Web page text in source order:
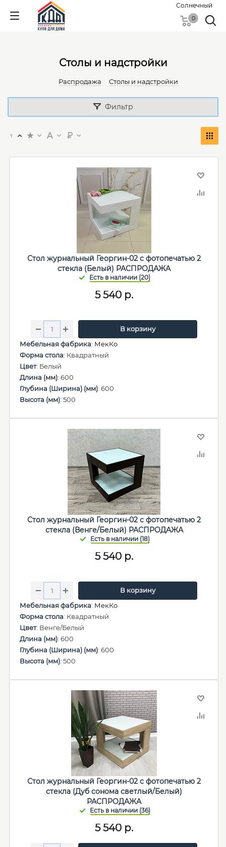
Солнечный
0
Столы и надстройки
Распродажа Столы и надстройки
Фильтр
Стол журнальный Георгин-02 с фотопечатью 2
стекла (Белый) РАСПРОДАЖА
5 540 р.
В корзину
Мебельная фабрика: МекКо
Форма стола: Квадратный
Цвет: Белый
Длина (мм): 600
Глубина (Ширина) (мм): 600
Высота (мм): 500
Стол журнальный Георгин-02 с фотопечатью 2
стекла (Венге/Белый) РАСПРОДАЖА
5 540 р.
В корзину
Мебельная фабрика: МекКо
Форма стола: Квадратный
Цвет: Венге/Белый
Длина (мм): 600
Глубина (Ширина) (мм): 600
Высота (мм): 500
Стол журнальный Георгин-02 с фотопечатью 2
стекла (Дуб сонома светлый/Белый)
РАСПРОДАЖА
5 540 р.